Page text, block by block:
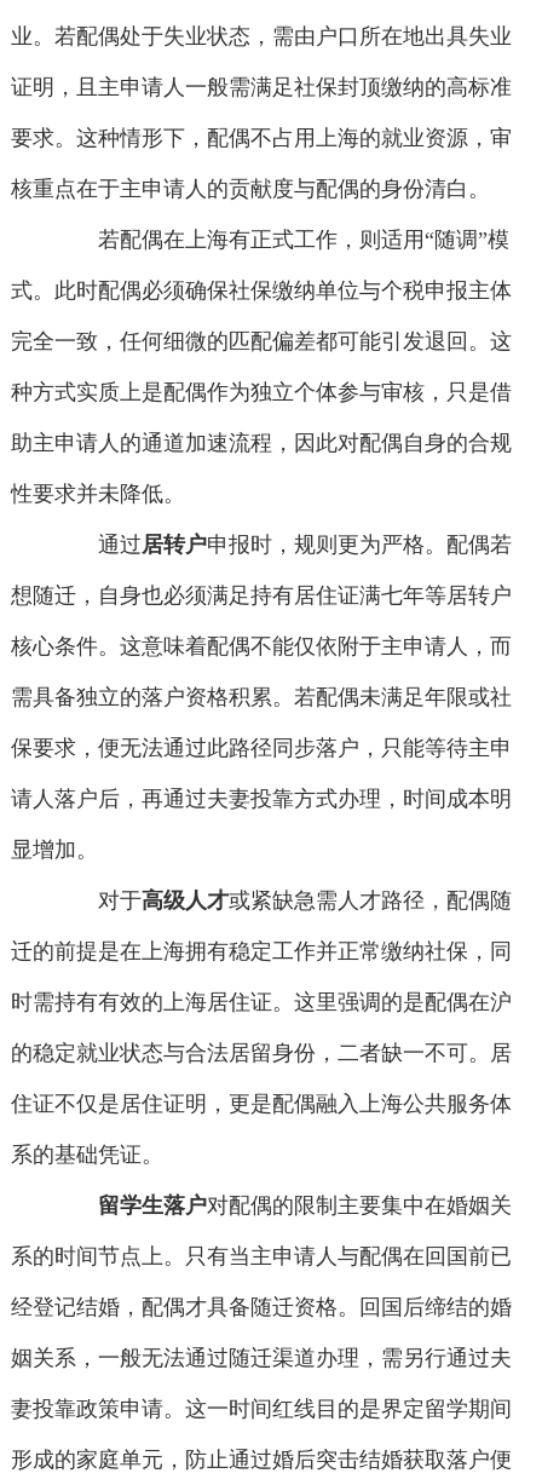
业。若配偶处于失业状态，需由户口所在地出具失业
证明，且主申请人一般需满足社保封顶缴纳的高标准
要求。这种情形下，配偶不占用上海的就业资源，审
核重点在于主申请人的贡献度与配偶的身份清白。
若配偶在上海有正式工作，则适用“随调”模
式。此时配偶必须确保社保缴纳单位与个税申报主体
完全一致，任何细微的匹配偏差都可能引发退回。这
种方式实质上是配偶作为独立个体参与审核，只是借
助主申请人的通道加速流程，因此对配偶自身的合规
性要求并未降低。
通过居转户申报时，规则更为严格。配偶若
想随迁，自身也必须满足持有居住证满七年等居转户
核心条件。这意味着配偶不能仅依附于主申请人，而
需具备独立的落户资格积累。若配偶未满足年限或社
保要求，便无法通过此路径同步落户，只能等待主申
请人落户后，再通过夫妻投靠方式办理，时间成本明
显增加。
对于高级人才或紧缺急需人才路径，配偶随
迁的前提是在上海拥有稳定工作并正常缴纳社保，同
时需持有有效的上海居住证。这里强调的是配偶在沪
的稳定就业状态与合法居留身份，二者缺一不可。居
住证不仅是居住证明，更是配偶融入上海公共服务体
系的基础凭证。
留学生落户对配偶的限制主要集中在婚姻关
系的时间节点上。只有当主申请人与配偶在回国前已
经登记结婚，配偶才具备随迁资格。回国后缔结的婚
姻关系，一般无法通过随迁渠道办理，需另行通过夫
妻投靠政策申请。这一时间红线目的是界定留学期间
形成的家庭单元，防止通过婚后突击结婚获取落户便